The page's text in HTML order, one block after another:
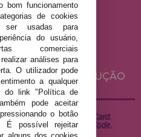
LEGAL
PRIVACIDADE
COOKIES
DE LIVRE RESOLUÇÃO
bom funcionamento
de cookies
ser usadas para
do usuário,
comerciais
análises para
O utilizador pode
a qualquer
do link "Política de
pode aceitar
o botão
É possível rejeitar